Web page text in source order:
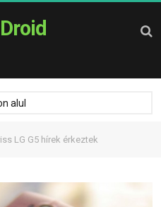
alul
LG G5 hírek érkeztek